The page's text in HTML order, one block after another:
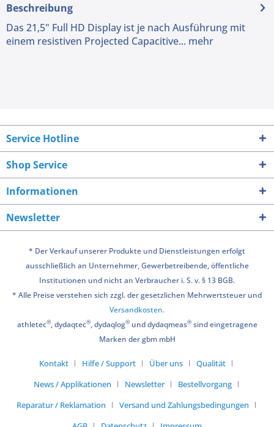
Beschreibung
Das 21,5" Full HD Display ist je nach Ausführung mit
einem resistiven Projected Capacitive... mehr
Service Hotline
Shop Service
Informationen
Newsletter
* Der Verkauf unserer Produkte und Dienstleistungen erfolgt
ausschließlich an Unternehmer, Gewerbetreibende, öffentliche
Institutionen und nicht an Verbraucher i. S. v. § 13 BGB.
* Alle Preise verstehen sich zzgl. der gesetzlichen Mehrwertsteuer und
Versandkosten.
athletec®, dydaqtec®, dydaqlog®und dydaqmeas®sind eingetragene
Marken der gbm mbH
Kontakt Hilfe / Support Über uns
Qualität
News / Applikationen
Newsletter
Bestellvorgang
Reparatur / Reklamation
Versand und Zahlungsbedingungen